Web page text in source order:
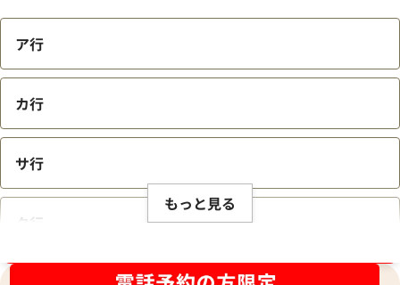
ア行
カ行
サ行
タ行
もっと見る